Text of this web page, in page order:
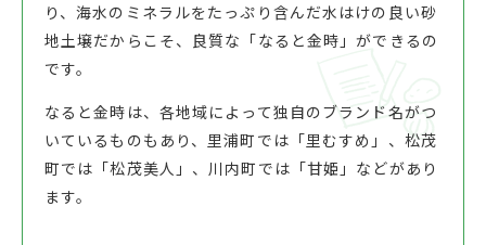
り、海水のミネラルをたっぷり含んだ水はけの良い砂
地土壌だからこそ、良質な「なると金時」ができるの
です。
なると金時は、各地域によって独自のブランド名がつ
いているものもあり、里浦町では「里むすめ」、松茂
町では「松茂美人」、川内町では「甘姫」などがあり
ます。